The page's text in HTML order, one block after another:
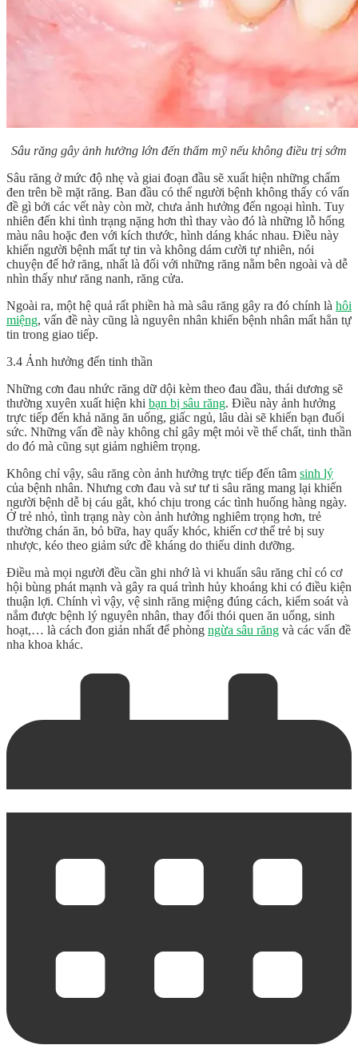
Sâu răng gây ảnh hưởng lớn đến thẩm mỹ nếu không điều trị sớm
Sâu răng ở mức độ nhẹ và giai đoạn đầu sẽ xuất hiện những chấm
đen trên bề mặt răng. Ban đầu có thể người bệnh không thấy có vấn
đề gì bởi các vết này còn mờ, chưa ảnh hưởng đến ngoại hình. Tuy
nhiên đến khi tình trạng nặng hơn thì thay vào đó là những lỗ hổng
màu nâu hoặc đen với kích thước, hình dáng khác nhau. Điều này
khiến người bệnh mất tự tin và không dám cười tự nhiên, nói
chuyện để hở răng, nhất là đối với những răng nằm bên ngoài và dễ
nhìn thấy như răng nanh, răng cửa.
Ngoài ra, một hệ quả rất phiền hà mà sâu răng gây ra đó chính là hôi
miệng, vấn đề này cũng là nguyên nhân khiến bệnh nhân mất hẳn tự
tin trong giao tiếp.
3.4 Ảnh hưởng đến tinh thần
Những cơn đau nhức răng dữ dội kèm theo đau đầu, thái dương sẽ
thường xuyên xuất hiện khi bạn bị sâu răng. Điều này ảnh hưởng
trực tiếp đến khả năng ăn uống, giấc ngủ, lâu dài sẽ khiến bạn đuối
sức. Những vấn đề này không chỉ gây mệt mỏi về thể chất, tinh thần
do đó mà cũng sụt giảm nghiêm trọng.
Không chỉ vậy, sâu răng còn ảnh hưởng trực tiếp đến tâm sinh lý
của bệnh nhân. Nhưng cơn đau và sư tư ti sâu răng mang lại khiến
người bệnh dễ bị cáu gắt, khó chịu trong các tình huống hàng ngày.
Ở trẻ nhỏ, tình trạng này còn ảnh hưởng nghiêm trọng hơn, trẻ
thường chán ăn, bỏ bữa, hay quấy khóc, khiến cơ thể trẻ bị suy
nhược, kéo theo giảm sức đề kháng do thiếu dinh dưỡng.
Điều mà mọi người đều cần ghi nhớ là vi khuẩn sâu răng chỉ có cơ
hội bùng phát mạnh và gây ra quá trình hủy khoáng khi có điều kiện
thuận lợi. Chính vì vậy, vệ sinh răng miệng đúng cách, kiểm soát và
nắm được bệnh lý nguyên nhân, thay đổi thói quen ăn uống, sinh
hoạt,… là cách đon giản nhất để phòng ngừa sâu răng và các vấn đề
nha khoa khác.